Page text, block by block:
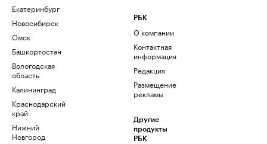
Екатеринбург
Новосибирск
Омск
Башкортостан
Вологодская
область
Калининград
Краснодарский
край
Нижний
Новгород
РБК
О компании
Контактная
информация
Редакция
Размещение
рекламы
Другие
продукты
РБК